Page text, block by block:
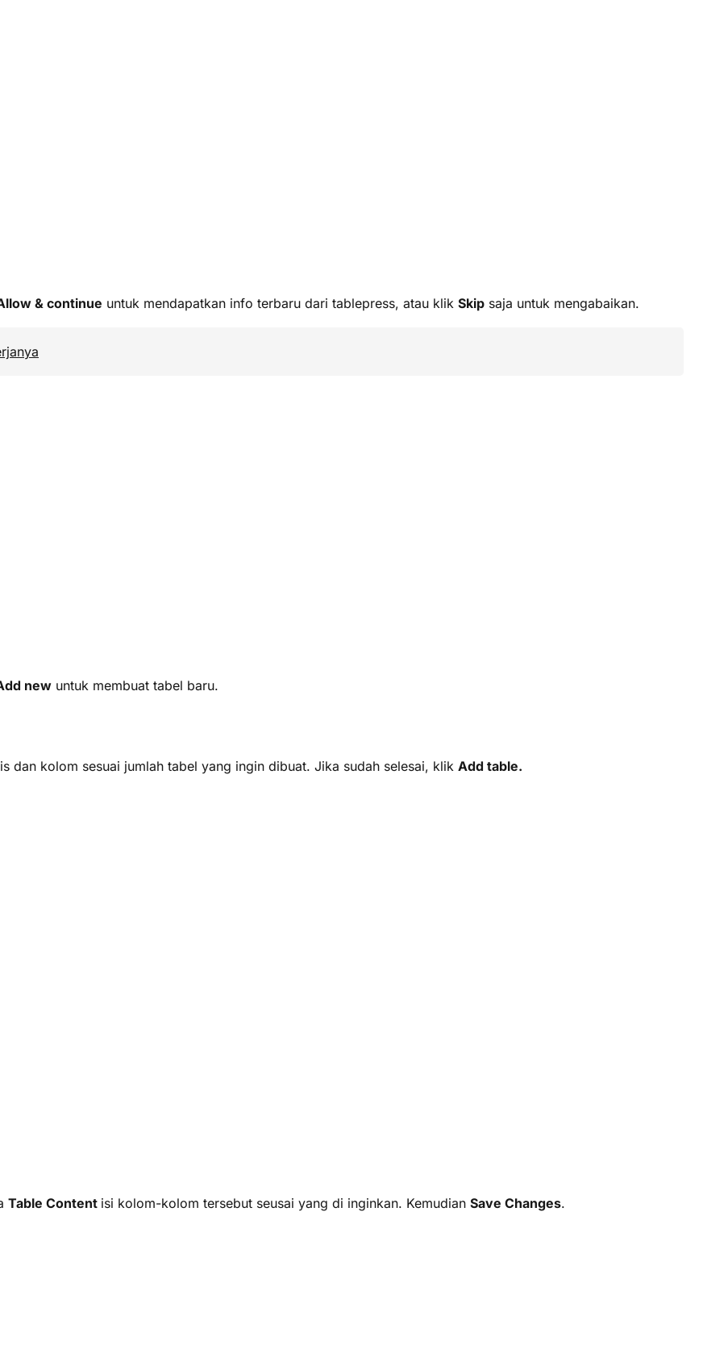
& continue untuk mendapatkan info terbaru dari tablepress, atau klik Skip saja untuk mengabaikan.
new untuk membuat tabel baru.
dan kolom sesuai jumlah tabel yang ingin dibuat. Jika sudah selesai, klik Add table.
Table Content isi kolom-kolom tersebut seusai yang di inginkan. Kemudian Save Changes.